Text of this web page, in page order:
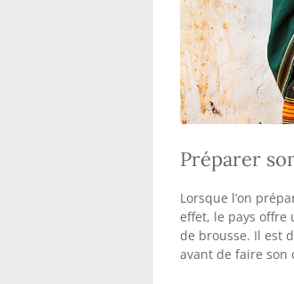
Préparer
Lorsque l’on
effet, le pays offre
de brousse. Il est
avant de faire son